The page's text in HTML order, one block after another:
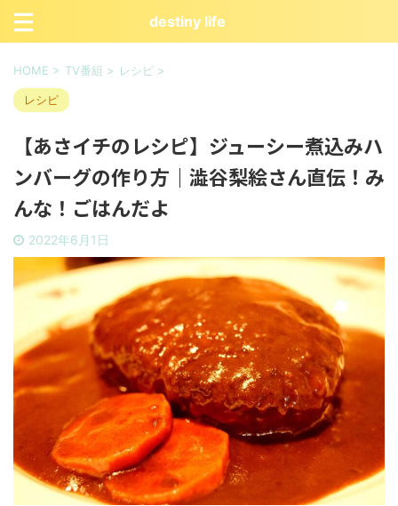
destiny life
HOME > TV番組 > レシピ >
レシピ
【あさイチのレシピ】ジューシー煮込みハ
ンバーグの作り方｜澁谷梨絵さん直伝！み
んな！ごはんだよ
2022年6月1日